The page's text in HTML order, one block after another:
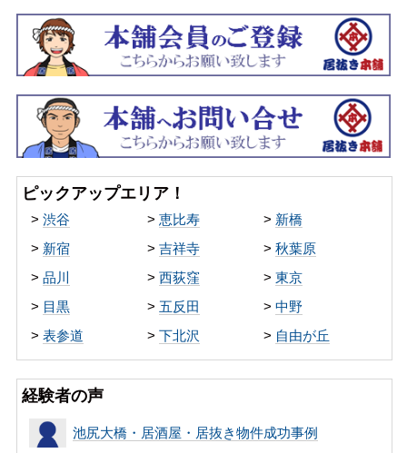
ピックアップエリア！
> 渋谷 > 恵比寿 > 新橋
> 新宿 > 吉祥寺 >秋葉原
> 品川 > 西荻窪 >東京
> 目黒 > 五反田 >中野
> 表参道 > 下北沢 > 自由が丘
経験者の声
池尻大橋・居酒屋・居抜き物件成功事例